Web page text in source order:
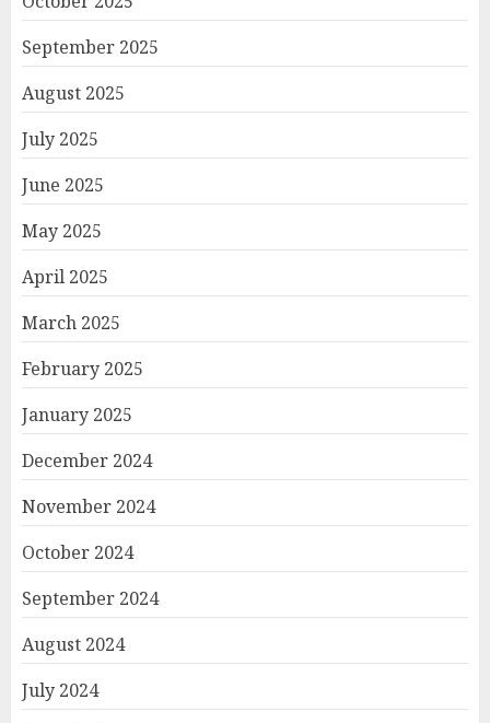
September 2025
August 2025
July 2025
June 2025
May 2025
April 2025
March 2025
February 2025
January 2025
December 2024
November 2024
October 2024
September 2024
August 2024
July 2024